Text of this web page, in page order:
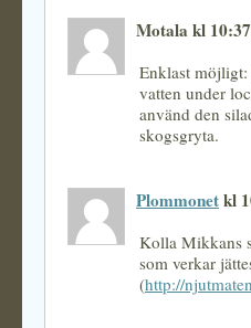
Motala kl
Enklast
vatten under
använd den
skogsgryta.
Plommonetkl
Kolla Mikkans
som verkar
(http://